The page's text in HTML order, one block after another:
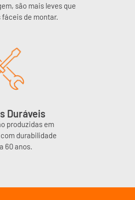
são mais leves que
de montar.
Duráveis
produzidas em
durabilidade
60 anos.